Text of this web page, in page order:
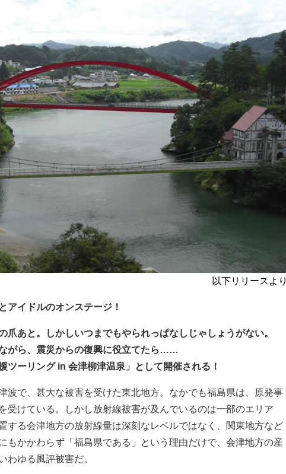
以下リリースより
アイドルのオンステージ！
爪あと。しかしいつまでもやられっぱなしじゃしょうがない。
がら、震災からの復興に役立てたら……
ツーリング in 会津柳津温泉」として開催される！
波で、甚大な被害を受けた東北地方。なかでも福島県は、原発事
受けている。しかし放射線被害が及んでいるのは一部のエリア
する会津地方の放射線量は深刻なレベルではなく、関東地方など
もかかわらず「福島県である」という理由だけで、会津地方の産
わゆる風評被害だ。